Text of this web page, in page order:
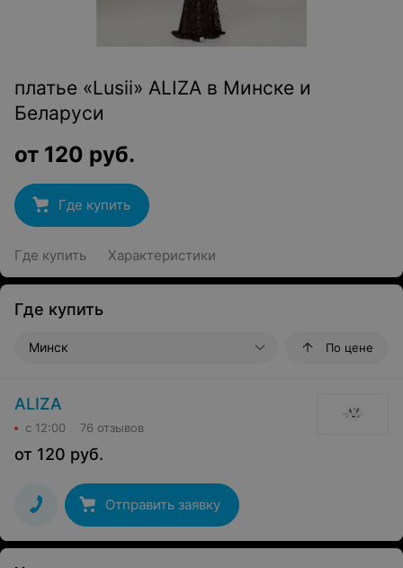
платье «Lusii» ALIZA в Минске и
Беларуси
от 120 руб.
Где купить
Где купить Характеристики
Где купить
Минск По цене
ALIZA
с 12:00 76 отзывов
от 120 руб.
Отправить заявку